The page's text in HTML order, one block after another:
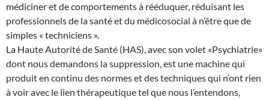
médiciner et de comportements à rééduquer, réduisant les
professionnels de la santé et du médicosocial à n’être que de
simples « techniciens ».
La Haute Autorité de Santé (HAS), avec son volet «Psychiatrie»
dont nous demandons la suppression, est une machine qui
produit en continu des normes et des techniques qui n’ont rien
à voir avec le lien thérapeutique tel que nous l’entendons,